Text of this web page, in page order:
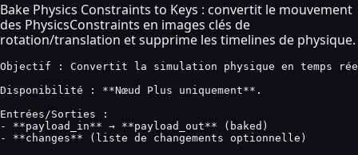
Bake Physics Constraints to Keys : convertit le mouvement
des PhysicsConstraints en images clés de
rotation/translation et supprime les timelines de physique.
Objectif : Convertit la simulation physique en temps
Disponibilité : **Nœud Plus uniquement**.
Entrées/Sorties :
- **payload_in** → **payload_out** (baked)
- **changes** (liste de changements optionnelle)